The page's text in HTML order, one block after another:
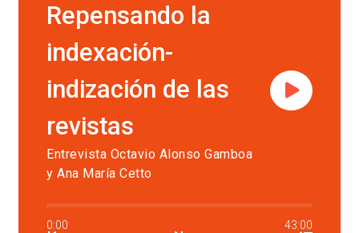
Repensando la
indexación-
indización de las
revistas
Entrevista Octavio Alonso Gamboa
y Ana María Cetto
0:00 43:00